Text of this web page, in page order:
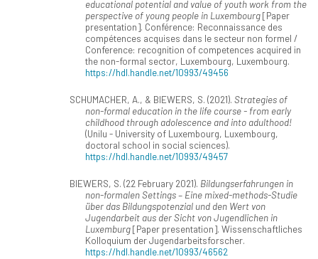
educational potential and value of youth work from the
perspective of young people in Luxembourg[Paper
presentation]. Conférence: Reconnaissance des
compétences acquises dans le secteur non formel /
Conference: recognition of competences acquired in
the non-formal sector, Luxembourg, Luxembourg.
https://hdl.handle.net/10993/49456
SCHUMACHER, A., & BIEWERS, S. (2021). Strategies of
non-formal education in the life course - from early
childhood through adolescence and into adulthood!
(Unilu - University of Luxembourg, Luxembourg,
doctoral school in social sciences).
https://hdl.handle.net/10993/49457
BIEWERS, S. (22 February 2021). Bildungserfahrungen in
non-formalen Settings – Eine mixed-methods-Studie
über das Bildungspotenzial und den Wert von
Jugendarbeit aus der Sicht von Jugendlichen in
Luxemburg[Paper presentation]. Wissenschaftliches
Kolloquium der Jugendarbeitsforscher.
https://hdl.handle.net/10993/46562